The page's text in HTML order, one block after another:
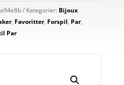
Kategorier: Bijoux
, Favoritter, Forspil, Par,
Par